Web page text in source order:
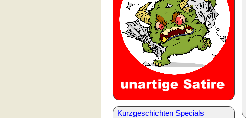
Kurzgeschichten Specials